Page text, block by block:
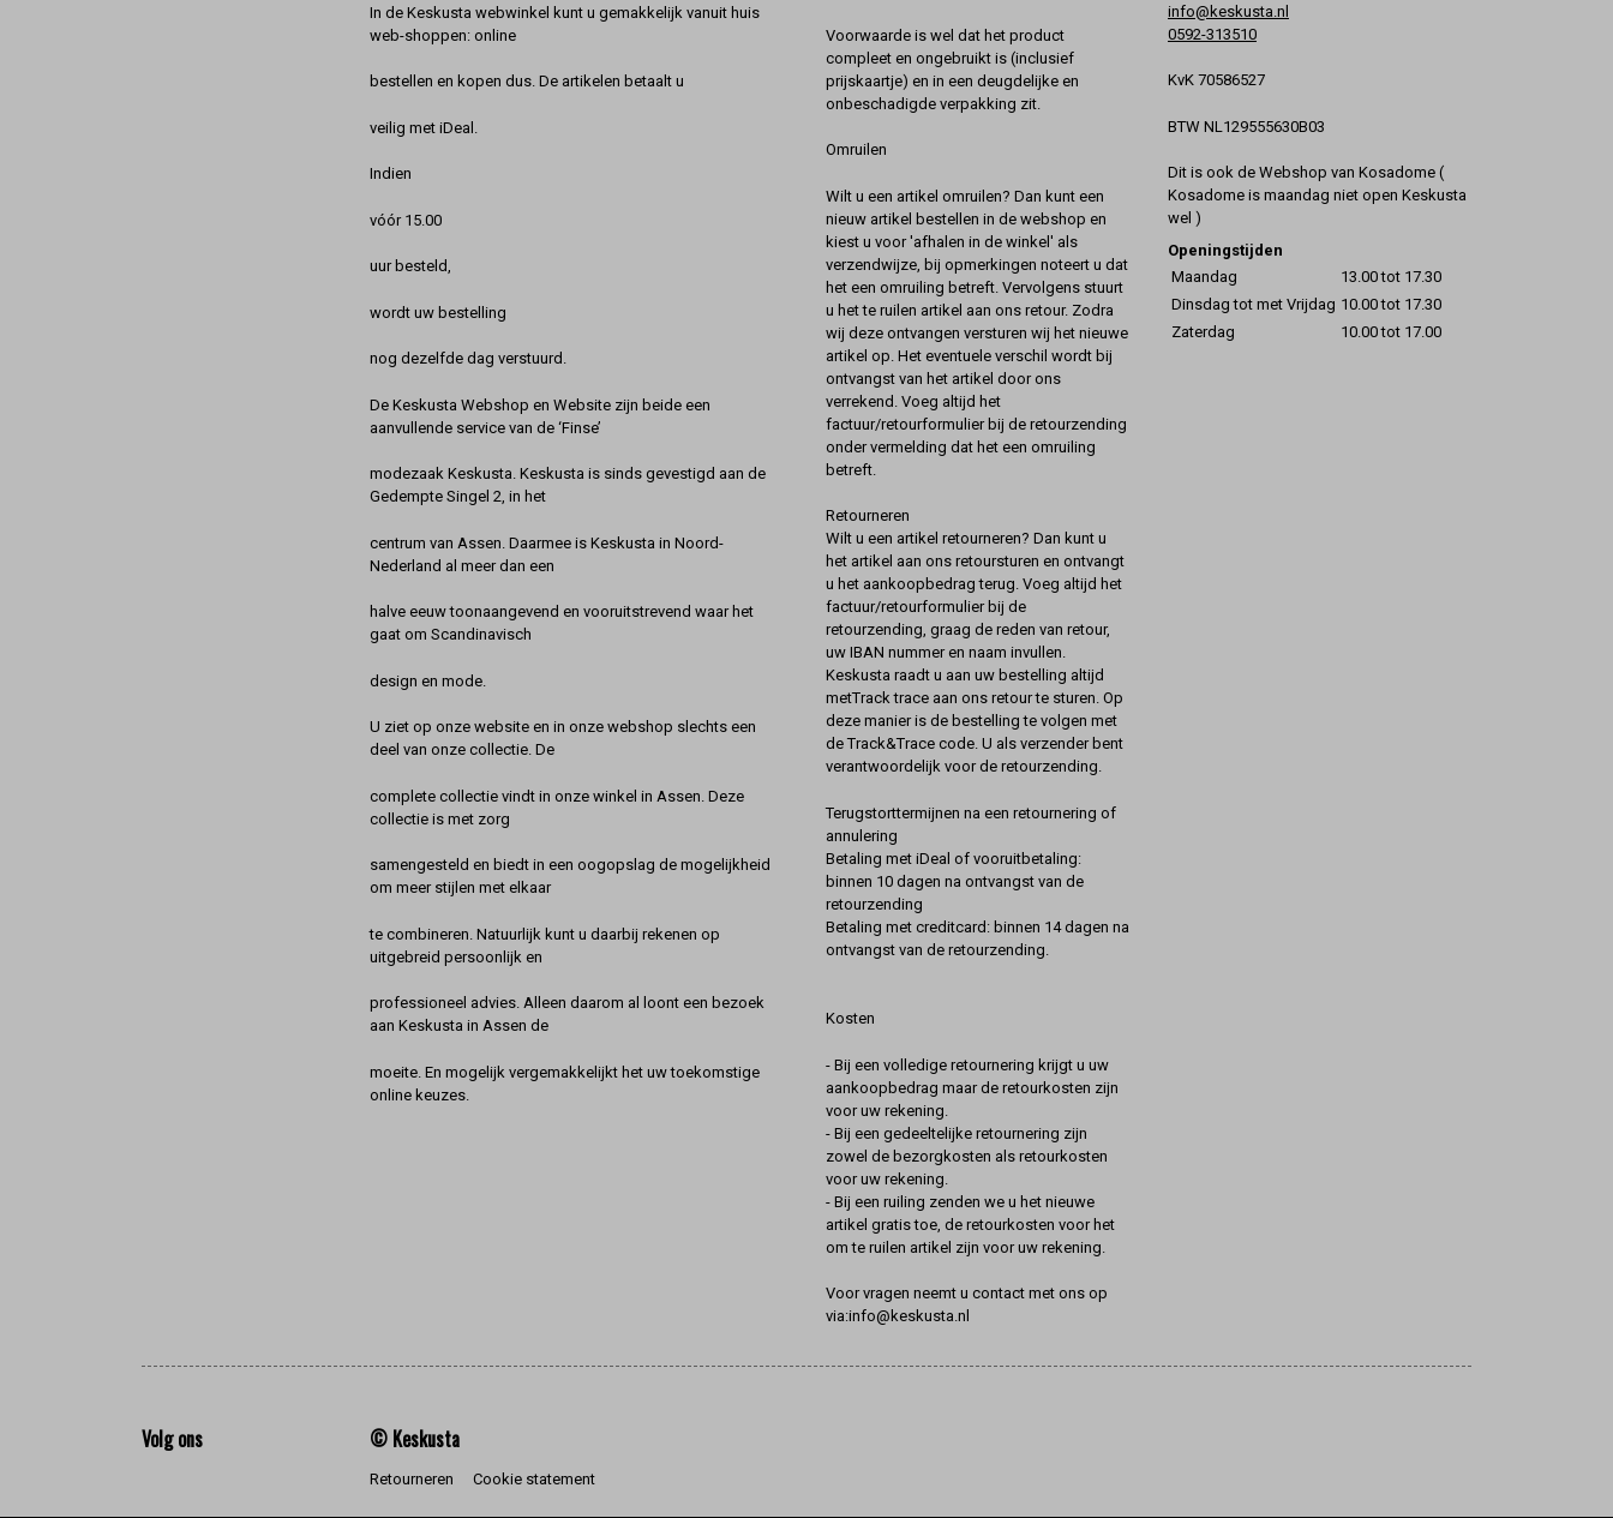
In de Keskusta webwinkel kunt u gemakkelijk vanuit huis
web-shoppen: online
bestellen en kopen dus. De artikelen betaalt u
veilig met iDeal.
Indien
vóór 15.00
uur besteld,
wordt uw bestelling
nog dezelfde dag verstuurd.
De Keskusta Webshop en Website zijn beide een
aanvullende service van de ‘Finse’
modezaak Keskusta. Keskusta is sinds gevestigd aan de
Gedempte Singel 2, in het
centrum van Assen. Daarmee is Keskusta in Noord-
Nederland al meer dan een
halve eeuw toonaangevend en vooruitstrevend waar het
gaat om Scandinavisch
design en mode.
U ziet op onze website en in onze webshop slechts een
deel van onze collectie. De
complete collectie vindt in onze winkel in Assen. Deze
collectie is met zorg
samengesteld en biedt in een oogopslag de mogelijkheid
om meer stijlen met elkaar
te combineren. Natuurlijk kunt u daarbij rekenen op
uitgebreid persoonlijk en
professioneel advies. Alleen daarom al loont een bezoek
aan Keskusta in Assen de
moeite. En mogelijk vergemakkelijkt het uw toekomstige
online keuzes.
Voorwaarde is wel dat het product
compleet en ongebruikt is (inclusief
prijskaartje) en in een deugdelijke en
onbeschadigde verpakking zit.
Omruilen
Wilt u een artikel omruilen? Dan kunt een
nieuw artikel bestellen in de webshop en
kiest u voor 'afhalen in de winkel' als
verzendwijze, bij opmerkingen noteert u dat
het een omruiling betreft. Vervolgens stuurt
u het te ruilen artikel aan ons retour. Zodra
wij deze ontvangen versturen wij het nieuwe
artikel op. Het eventuele verschil wordt bij
ontvangst van het artikel door ons
verrekend. Voeg altijd het
factuur/retourformulier bij de retourzending
onder vermelding dat het een omruiling
betreft.
Retourneren
Wilt u een artikel retourneren? Dan kunt u
het artikel aan ons retoursturen en ontvangt
u het aankoopbedrag terug. Voeg altijd het
factuur/retourformulier bij de
retourzending, graag de reden van retour,
uw IBAN nummer en naam invullen.
Keskusta raadt u aan uw bestelling altijd
metTrack trace aan ons retour te sturen. Op
deze manier is de bestelling te volgen met
de Track&Trace code. U als verzender bent
verantwoordelijk voor de retourzending.
Terugstorttermijnen na een retournering of
annulering
Betaling met iDeal of vooruitbetaling:
binnen 10 dagen na ontvangst van de
retourzending
Betaling met creditcard: binnen 14 dagen na
ontvangst van de retourzending.
Kosten
- Bij een volledige retournering krijgt u uw
aankoopbedrag maar de retourkosten zijn
voor uw rekening.
- Bij een gedeeltelijke retournering zijn
zowel de bezorgkosten als retourkosten
voor uw rekening.
- Bij een ruiling zenden we u het nieuwe
artikel gratis toe, de retourkosten voor het
om te ruilen artikel zijn voor uw rekening.
Voor vragen neemt u contact met ons op
via:info@keskusta.nl
info@keskusta.nl
0592-313510
KvK 70586527
BTW NL129555630B03
Dit is ook de Webshop van Kosadome (
Kosadome is maandag niet open Keskusta
wel )
Openingstijden
Maandag
13.00 tot 17.30
Dinsdag tot met Vrijdag 10.00 tot 17.30
Zaterdag
10.00 tot 17.00
Volg ons © Keskusta
Retourneren Cookie statement